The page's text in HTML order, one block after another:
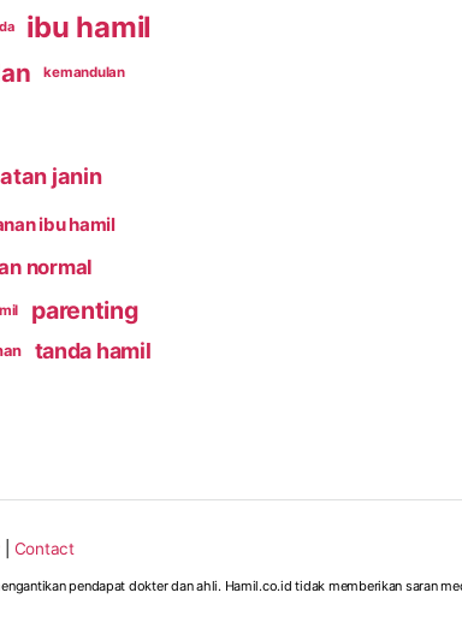
ibu hamil
kemandulan
janin
ibu hamil
normal
parenting
tanda hamil
Contact
pendapat dokter dan ahli. Hamil.co.id tidak memberikan saran